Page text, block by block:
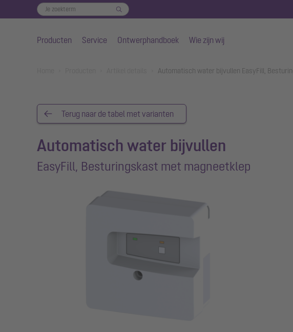
Producten Service Ontwerphandboek Wie zijn wij
Automatisch water bijvullen EasyFill,
Terug naar de tabel met varianten
Automatisch water bijvullen
EasyFill, Besturingskast met magneetklep